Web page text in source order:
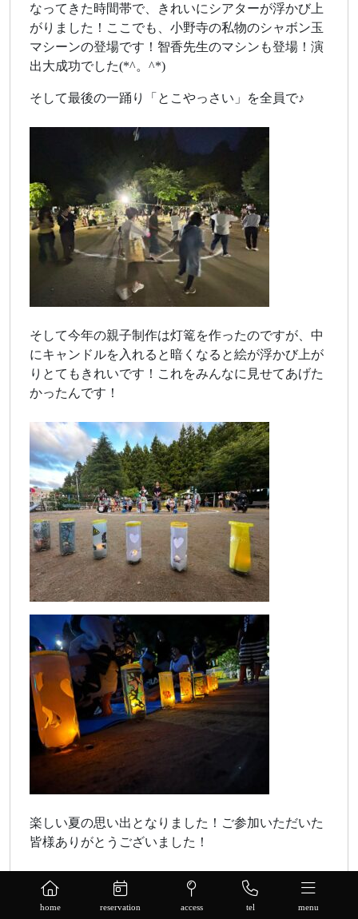
home reservation access tel menu
なってきた時間帯で、きれいにシアターが浮かび上
がりました！ここでも、小野寺の私物のシャボン玉
マシーンの登場です！智香先生のマシンも登場！演
出大成功でした(*^。^*)
そして最後の一踊り「とこやっさい」を全員で♪
そして今年の親子制作は灯篭を作ったのですが、中
にキャンドルを入れると暗くなると絵が浮かび上が
りとてもきれいです！これをみんなに見せてあげた
かったんです！
楽しい夏の思い出となりました！ご参加いただいた
皆様ありがとうございました！